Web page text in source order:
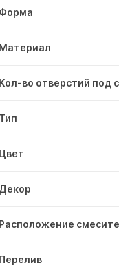
Форма
Материал
Кол-во отверстий под
Тип
Цвет
Декор
Расположение
Перелив